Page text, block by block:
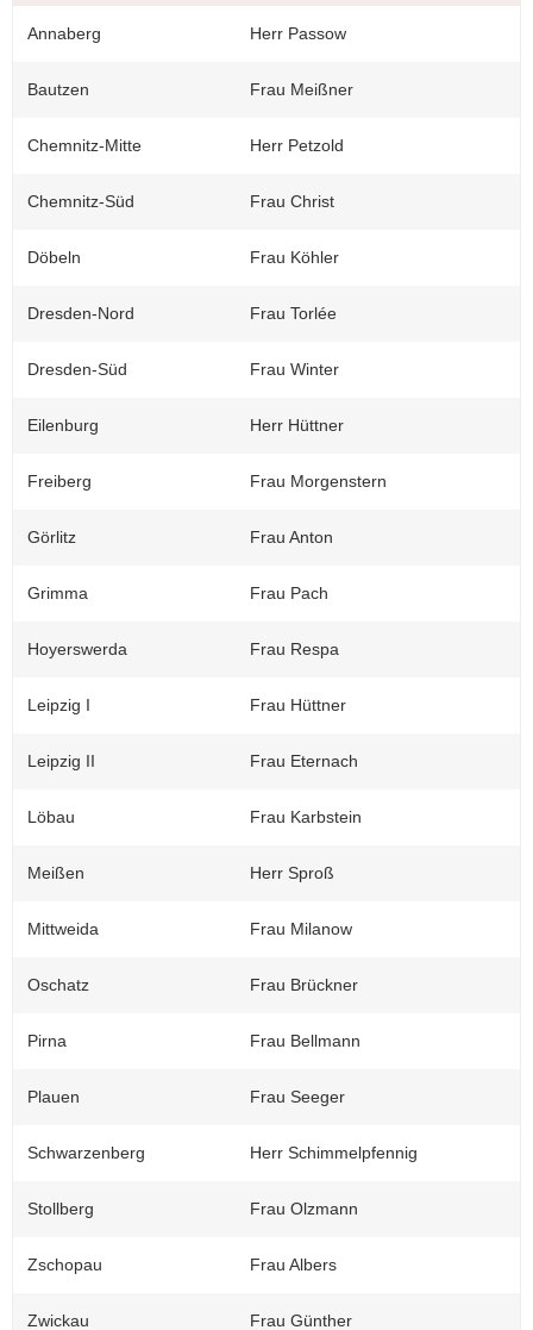
Annaberg Herr Passow
Bautzen Frau Meißner
Chemnitz-Mitte Herr Petzold
Chemnitz-Süd Frau Christ
Döbeln Frau Köhler
Dresden-Nord Frau Torlée
Dresden-Süd Frau Winter
Eilenburg Herr Hüttner
Freiberg Frau Morgenstern
Görlitz Frau Anton
Grimma Frau Pach
Hoyerswerda Frau Respa
Leipzig I Frau Hüttner
Leipzig II Frau Eternach
Löbau Frau Karbstein
Meißen Herr Sproß
Mittweida Frau Milanow
Oschatz Frau Brückner
Pirna Frau Bellmann
Plauen Frau Seeger
Schwarzenberg Herr Schimmelpfennig
Stollberg Frau Olzmann
Zschopau Frau Albers
Zwickau Frau Günther